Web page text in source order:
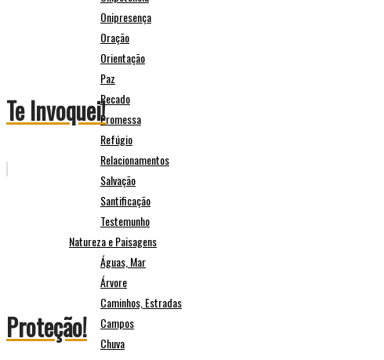
Onipresença
Oração
Orientação
Paz
Pecado
Promessa
Refúgio
Relacionamentos
Salvação
Santificação
Testemunho
Natureza e Paisagens
Águas, Mar
Árvore
Caminhos, Estradas
Campos
Chuva
Te Invoquei!
Proteção!